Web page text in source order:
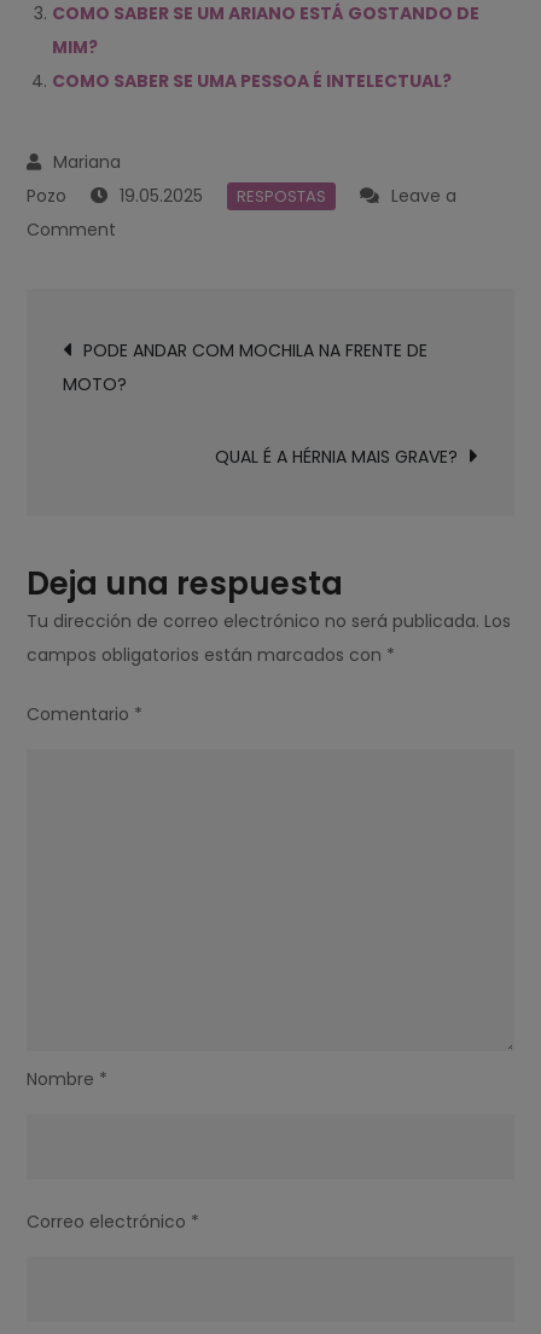
COMO SABER SE UM ARIANO ESTÁ GOSTANDO DE
MIM?
COMO SABER SE UMA PESSOA É INTELECTUAL?
19.05.2025 RESPOSTAS
Leave a
Comment
SUA
ÁRVORE
dePODE ANDAR COM MOCHILA NA FRENTE DE
MOTO?
QUAL É A HÉRNIA MAIS GRAVE?
Deja una respuesta
Tu dirección de correo electrónico no será publicada. Los
campos obligatorios están marcados con *
Comentario *
Nombre *
Correo electrónico *